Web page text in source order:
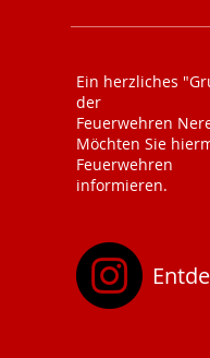
Ein herzliches
der
Feuerwehren
Möchten Sie
Feuerwehren
informieren.